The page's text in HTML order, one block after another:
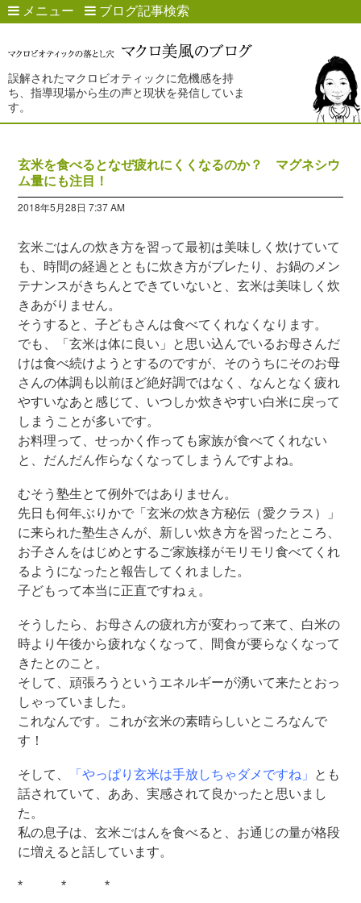
メニュー ブログ記事検索
誤解されたマクロビオティックに危機感を持
ち、指導現場から生の声と現状を発信していま
す。
玄米を食べるとなぜ疲れにくくなるのか？ マグネシウ
ム量にも注目！
2018年5月28日 7:37 AM
玄米ごはんの炊き方を習って最初は美味しく炊けていて
も、時間の経過とともに炊き方がブレたり、お鍋のメン
テナンスがきちんとできていないと、玄米は美味しく炊
きあがりません。
そうすると、子どもさんは食べてくれなくなります。
でも、「玄米は体に良い」と思い込んでいるお母さんだ
けは食べ続けようとするのですが、そのうちにそのお母
さんの体調も以前ほど絶好調ではなく、なんとなく疲れ
やすいなあと感じて、いつしか炊きやすい白米に戻って
しまうことが多いです。
お料理って、せっかく作っても家族が食べてくれない
と、だんだん作らなくなってしまうんですよね。
むそう塾生とて例外ではありません。
先日も何年ぶりかで「玄米の炊き方秘伝（愛クラス）」
に来られた塾生さんが、新しい炊き方を習ったところ、
お子さんをはじめとするご家族様がモリモリ食べてくれ
るようになったと報告してくれました。
子どもって本当に正直ですねぇ。
そうしたら、お母さんの疲れ方が変わって来て、白米の
時より午後から疲れなくなって、間食が要らなくなって
きたとのこと。
そして、頑張ろうというエネルギーが湧いて来たとおっ
しゃっていました。
これなんです。これが玄米の素晴らしいところなんで
す！
そして、 「やっぱり玄米は手放しちゃダメですね」 とも
話されていて、ああ、実感されて良かったと思いまし
た。
私の息子は、玄米ごはんを食べると、お通じの量が格段
に増えると話しています。
* * *